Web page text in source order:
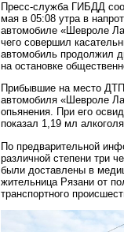
Пресс-служба ГИБДД
мая в 05:08 утра в
автомобиле «Шевроле
чего совершил
автомобиль продолжил
на остановке
Прибывшие на место
автомобиля «Шевроле
опьянения. При его
показал 1,19 мл
По предварительной
различной степени три
были доставлены в
жительница Рязани от
транспортного